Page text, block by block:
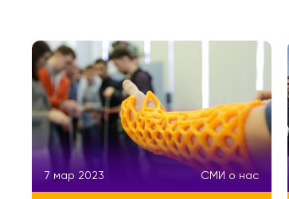
7 мар 2023 СМИ о нас